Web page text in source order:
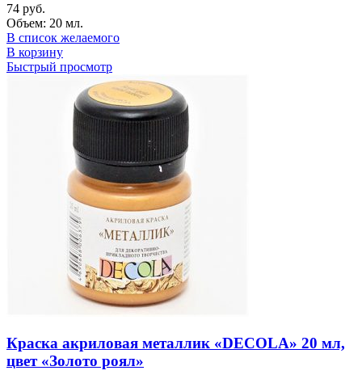
74 руб.
Объем: 20 мл.
В список желаемого
В корзину
Быстрый просмотр
Краска акриловая металлик «DECOLA» 20 мл,
цвет «Золото роял»